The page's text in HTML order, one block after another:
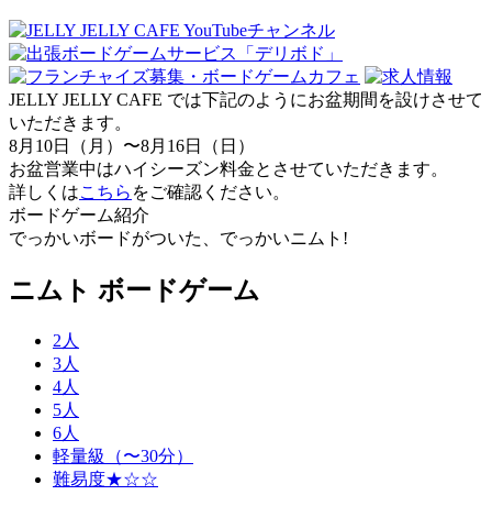
JELLY JELLY CAFE では下記のようにお盆期間を設けさせて
いただきます。
8月10日（月）〜8月16日（日）
お盆営業中はハイシーズン料金とさせていただきます。
詳しくはこちら をご確認ください。
ボードゲーム紹介
でっかいボードがついた、でっかいニムト!
ニムト ボードゲーム
2人
3人
4人
5人
6人
軽量級（〜30分）
難易度★☆☆